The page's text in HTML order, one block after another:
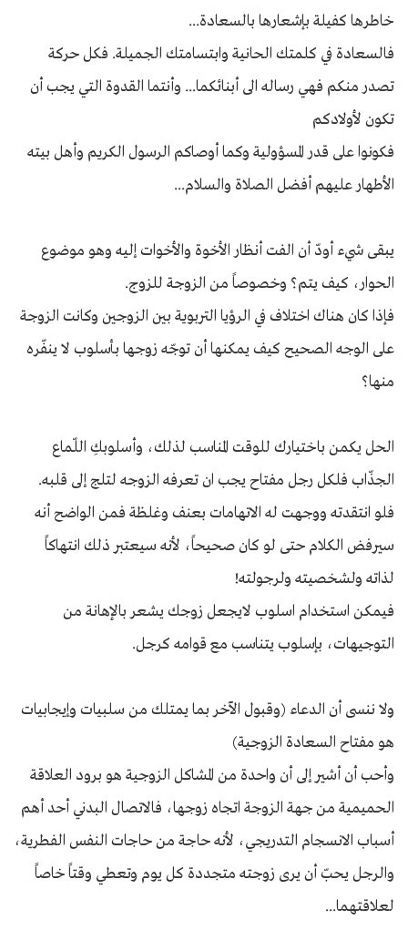
خاطرها كفيلة بإشعارها بالسعادة...
فالسعادة في كلمتك الحانية وابتسامتك الجميلة. فكل حركة
تصدر منكم فهي رساله الى أبنائكما... وأنتما القدوة التي يجب أن
تكون لأولادكم
فكونوا على قدر المسؤولية وكما أوصاكم الرسول الكريم وأهل بيته
الأطهار عليهم أفضل الصلاة والسلام...
يبقى شيء أودّ أن الفت أنظار الأخوة والأخوات إليه وهو موضوع
الحوار، كيف يتم؟ وخصوصاً من الزوجة للزوج.
فإذا كان هناك اختلاف في الرؤيا التربوية بين الزوجين وكانت الزوجة
على الوجه الصحيح كيف يمكنها أن توجّه زوجها بأسلوب لا ينفّره
منها؟
الحل يكمن باختيارك للوقت المناسب لذلك، وأسلوبكِ اللّماع
الجذّاب فلكل رجل مفتاح يجب ان تعرفه الزوجه لتلج إلى قلبه.
فلو انتقدته ووجهت له الاتهامات بعنف وغلظة فمن الواضح أنه
سيرفض الكلام حتى لو كان صحيحاً، لأنه سيعتبر ذلك انتهاكاً
لذاته ولشخصيته ولرجولته!
فيمكن استخدام اسلوب لايجعل زوجك يشعر بالإهانة من
التوجيهات، بإسلوب يتناسب مع قوامه كرجل.
ولا ننسى أن الدعاء (وقبول الآخر بما يمتلك من سلبيات وإيجابيات
هو مفتاح السعادة الزوجية)
وأحب أن أشير إلى أن واحدة من المشاكل الزوجية هو برود العلاقة
الحميمية من جهة الزوجة اتجاه زوجها، فالاتصال البدني أحد أهم
أسباب الانسجام التدريجي، لأنه حاجة من حاجات النفس الفطرية،
والرجل يحبّ أن يرى زوجته متجددة كل يوم وتعطي وقتاً خاصاً
لعلاقتهما...